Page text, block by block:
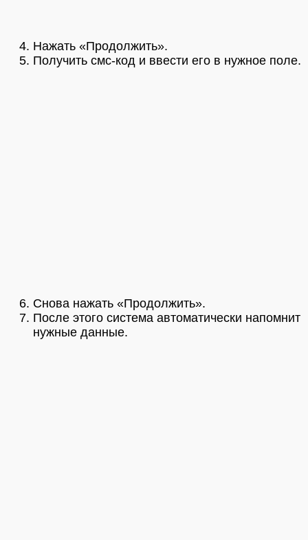
Нажать «Продолжить».
Получить смс-код и ввести его в нужное поле.
Снова нажать «Продолжить».
После этого система автоматически напомнит
нужные данные.